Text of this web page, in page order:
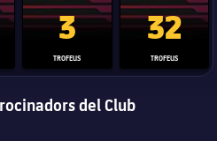
3
TROFEUS
32
TROFEUS
del Club